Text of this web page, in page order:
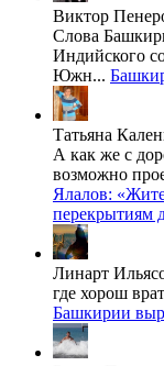
Виктор
Слова
Индийского
Южн...
Татьяна
А как же с
возможно
Ялалов:
перекрытиям
Линарт
где хорош
Башкирии